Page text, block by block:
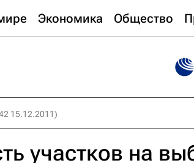
Экономика Общество
15.12.2011)
участков на